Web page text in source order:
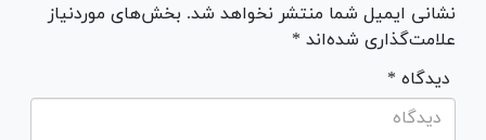
نشانی ایمیل شما منتشر نخواهد شد. بخش‌های موردنیاز
علامت‌گذاری شده‌اند *
* دیدگاه